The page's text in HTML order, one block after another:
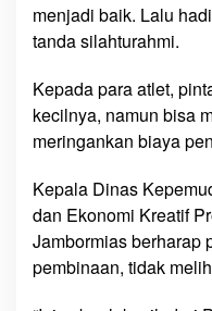
y
:
e
m
b
n
a
a
O
menjadi baik. Lalu
tanda silahturahmi.
Kepada para atlet,
kecilnya, namun bisa
meringankan biaya
Kepala Dinas
dan Ekonomi Kreatif
Jambormias berharap
pembinaan, tidak